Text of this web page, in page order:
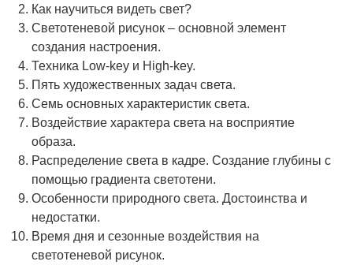
Как научиться видеть свет?
Светотеневой рисунок – основной элемент
создания настроения.
Техника Low-key и High-key.
Пять художественных задач света.
Семь основных характеристик света.
Воздействие характера света на восприятие
образа.
Распределение света в кадре. Создание глубины с
помощью градиента светотени.
Особенности природного света. Достоинства и
недостатки.
Время дня и сезонные воздействия на
светотеневой рисунок.